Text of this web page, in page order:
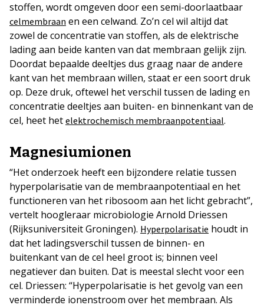
stoffen, wordt omgeven door een semi-doorlaatbaar
celmembraan en een celwand. Zo’n cel wil altijd dat
zowel de concentratie van stoffen, als de elektrische
lading aan beide kanten van dat membraan gelijk zijn.
Doordat bepaalde deeltjes dus graag naar de andere
kant van het membraan willen, staat er een soort druk
op. Deze druk, oftewel het verschil tussen de lading en
concentratie deeltjes aan buiten- en binnenkant van de
cel, heet het elektrochemisch membraanpotentiaal.
Magnesiumionen
“Het onderzoek heeft een bijzondere relatie tussen
hyperpolarisatie van de membraanpotentiaal en het
functioneren van het ribosoom aan het licht gebracht”,
vertelt hoogleraar microbiologie Arnold Driessen
(Rijksuniversiteit Groningen). Hyperpolarisatie houdt in
dat het ladingsverschil tussen de binnen- en
buitenkant van de cel heel groot is; binnen veel
negatiever dan buiten. Dat is meestal slecht voor een
cel. Driessen: “Hyperpolarisatie is het gevolg van een
verminderde ionenstroom over het membraan. Als